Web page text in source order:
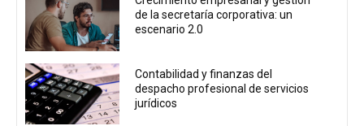
de la secretaría corporativa: un
escenario 2.0
Contabilidad y finanzas del
despacho profesional de servicios
jurídicos